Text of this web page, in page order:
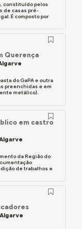
constituído pelos
de casas pré-
É composto por
Querença
do GaPA e outra
preenchidas e em
metálico).
em castro
da Região do
de trabalhos e